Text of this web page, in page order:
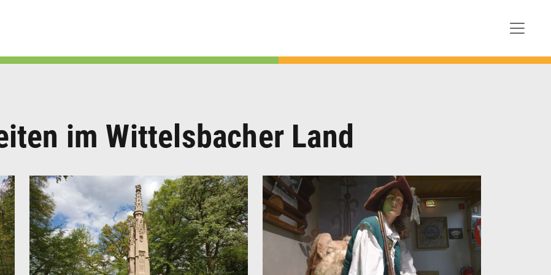
im Wittelsbacher Land
aufgestelltes neugotisches Fialtürmchen.
Beschreibung schließen Beschreibung schließen
Ludwig II. „der Strenge“ begann 1257 mit dem
Bau des Wittelsbacher Schlosses. 1264
gründete der Bayernherzog die Stadt. Die
Altstadt lässt bis heute rechteckige
Straßenzüge einer wittelsbachischen
Ab 1731 entstand der barocke Sakralbau der
Wallfahrtskirche Unseres Herren Ruhe.
Fresken von Cosmas Damian Asam und
Matthäus Günther sowie der Stuck von Franz
Xaver, Johann Michael und Simpert